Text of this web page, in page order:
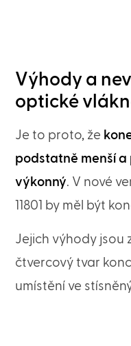
Výhody a
optické
Je to proto, že
podstatně menší a
výkonný. V nové
11801 by měl být
Jejich výhody jsou
čtvercový tvar
umístění ve